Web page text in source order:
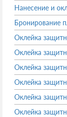
Нанесение и
Бронирование
Оклейка
Оклейка
Оклейка
Оклейка
Оклейка
Оклейка